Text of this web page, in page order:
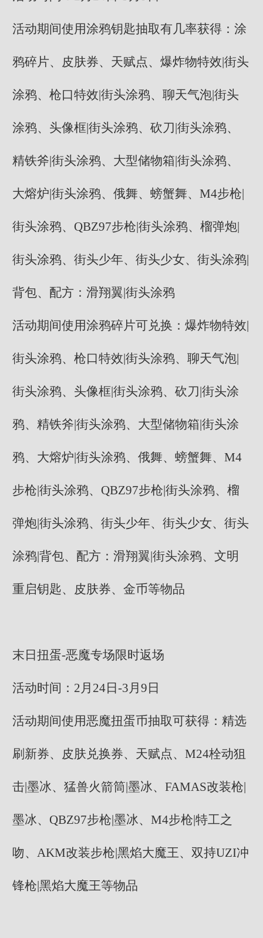
活动期间使用涂鸦钥匙抽取有几率获得：涂
鸦碎片、皮肤券、天赋点、爆炸物特效|街头
涂鸦、枪口特效|街头涂鸦、聊天气泡|街头
涂鸦、头像框|街头涂鸦、砍刀|街头涂鸦、
精铁斧|街头涂鸦、大型储物箱|街头涂鸦、
大熔炉|街头涂鸦、俄舞、螃蟹舞、M4步枪|
街头涂鸦、QBZ97步枪|街头涂鸦、榴弹炮|
街头涂鸦、街头少年、街头少女、街头涂鸦|
背包、配方：滑翔翼|街头涂鸦
活动期间使用涂鸦碎片可兑换：爆炸物特效|
街头涂鸦、枪口特效|街头涂鸦、聊天气泡|
街头涂鸦、头像框|街头涂鸦、砍刀|街头涂
鸦、精铁斧|街头涂鸦、大型储物箱|街头涂
鸦、大熔炉|街头涂鸦、俄舞、螃蟹舞、M4
步枪|街头涂鸦、QBZ97步枪|街头涂鸦、榴
弹炮|街头涂鸦、街头少年、街头少女、街头
涂鸦|背包、配方：滑翔翼|街头涂鸦、文明
重启钥匙、皮肤券、金币等物品
末日扭蛋-恶魔专场限时返场
活动时间：2月24日-3月9日
活动期间使用恶魔扭蛋币抽取可获得：精选
刷新券、皮肤兑换券、天赋点、M24栓动狙
击|墨冰、猛兽火箭筒|墨冰、FAMAS改装枪|
墨冰、QBZ97步枪|墨冰、M4步枪|特工之
吻、AKM改装步枪|黑焰大魔王、双持UZI冲
锋枪|黑焰大魔王等物品